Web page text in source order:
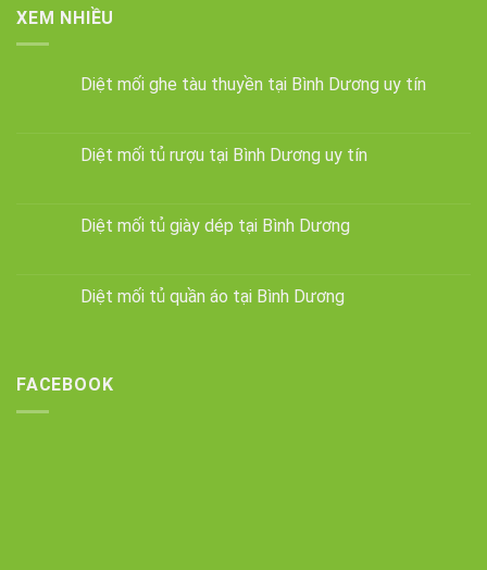
XEM NHIỀU
Diệt mối ghe tàu thuyền tại Bình Dương uy tín
Diệt mối tủ rượu tại Bình Dương uy tín
Diệt mối tủ giày dép tại Bình Dương
Diệt mối tủ quần áo tại Bình Dương
FACEBOOK